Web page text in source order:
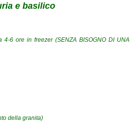
e basilico
6 ore in freezer (SENZA BISOGNO DI UNA
della granita)